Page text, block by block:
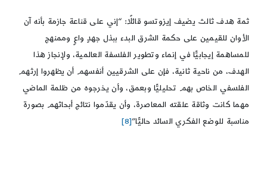
ثمة هدف ثالث يضيف إيزوتسو قائلًا: “إني على قناعة جازمة بأنه آن
الأوان للقيمين على حكمة الشرق البدء ببذل جهدٍ واعٍ وممنهج
للمساهمة إيجابيًّا في إنماء وتطوير الفلسفة العالمية، ولإنجاز هذا
الهدف، من ناحية ثانية، فإن على الشرقيين أنفسهم أن يظهروا إرثهم
الفلسفي الخاص بهم تحليليًّا وبعمق، وأن يخرجوه من ظلمة الماضي
مهما كانت وثاقة علقته المعاصرة، وأن يقدّموا نتائج أبحاثهم بصورة
مناسبة للوضع الفكري السائد حاليًّا”[8]